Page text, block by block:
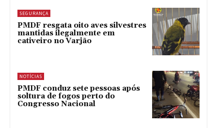
SEGURANÇA
PMDF resgata oito aves silvestres
mantidas ilegalmente em
cativeiro no Varjão
NOTÍCIAS
PMDF conduz sete pessoas após
soltura de fogos perto do
Congresso Nacional